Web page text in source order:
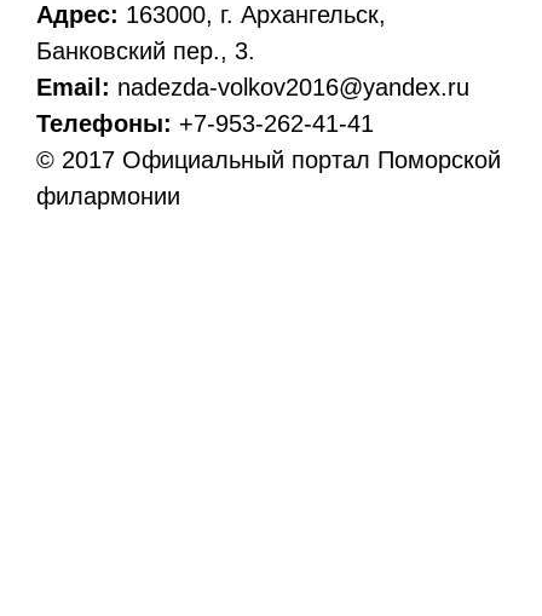
Адрес: 163000, г. Архангельск,
Банковский пер., 3.
Email: nadezda-volkov2016@yandex.ru
Телефоны: +7-953-262-41-41
© 2017 Официальный портал Поморской
филармонии